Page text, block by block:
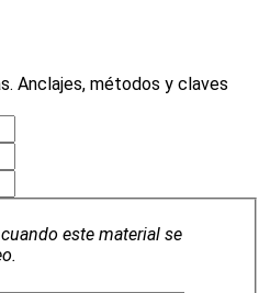
este material se